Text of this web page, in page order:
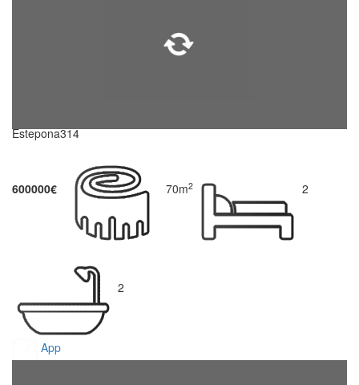
Estepona314
600000€ 70m2 2
2
App